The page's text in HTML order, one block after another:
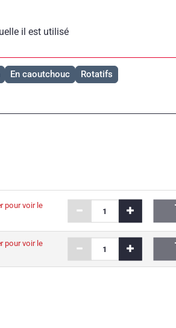
il est utilisé
En caoutchouc Rotatifs
pour voir le
pour voir le